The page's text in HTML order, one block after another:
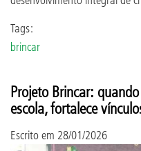
Tags:
brincar
Projeto Brincar:
escola, fortalece
Escrito em 28/01/2026